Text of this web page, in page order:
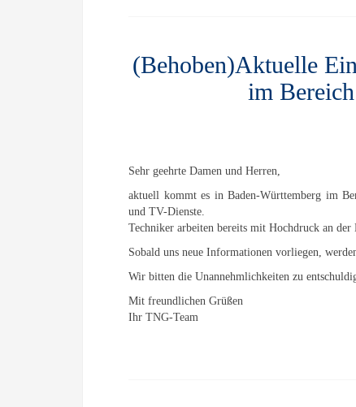
(Behoben)Aktuelle
im
Sehr geehrte Damen und Herren,
aktuell kommt es in Baden-Württemberg im
und TV-Dienste.
Techniker arbeiten bereits mit Hochdruck an der
Sobald uns neue Informationen vorliegen,
Wir bitten die Unannehmlichkeiten zu
Mit freundlichen Grüßen
Ihr TNG-Team